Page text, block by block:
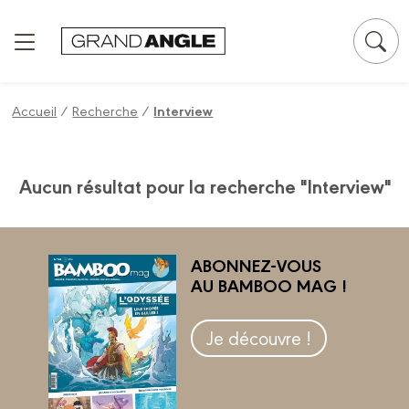
Accueil /Recherche / Interview
Aucun résultat pour la recherche "Interview"
ABONNEZ-VOUS
AU BAMBOO MAG !
Je découvre !